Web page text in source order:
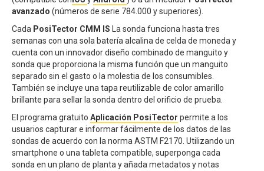
avanzado (números de serie 784.000 y superiores).
Cada PosiTector CMM IS La sonda funciona hasta tres
semanas con una sola batería alcalina de celda de moneda y
cuenta con un innovador diseño combinado de manguito y
sonda que proporciona la misma función que un manguito
separado sin el gasto o la molestia de los consumibles.
También se incluye una tapa reutilizable de color amarillo
brillante para sellar la sonda dentro del orificio de prueba.
El programa gratuito Aplicación PosiTector permite a los
usuarios capturar e informar fácilmente de los datos de las
sondas de acuerdo con la norma ASTM F2170. Utilizando un
smartphone o una tableta compatible, superponga cada
sonda en un plano de planta y añada metadatos y notas